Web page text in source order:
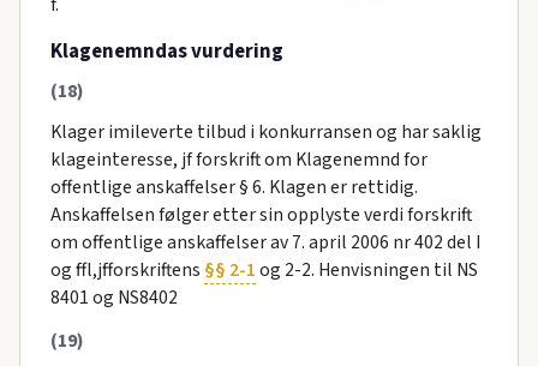
Klagenemndas vurdering
(18)
Klager imileverte tilbud i konkurransen og har saklig
klageinteresse, jf forskrift om Klagenemnd for
offentlige anskaffelser § 6. Klagen er rettidig.
Anskaffelsen følger etter sin opplyste verdi forskrift
om offentlige anskaffelser av 7. april 2006 nr 402 del I
og ffl,jfforskriftens §§ 2-1og 2-2. Henvisningen til NS
8401 og NS8402
(19)